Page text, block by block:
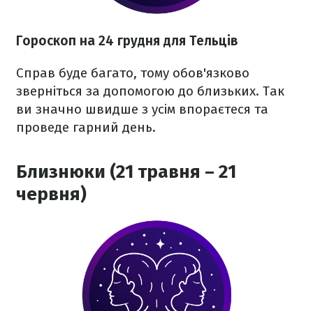
Гороскоп на 24 грудня для Тельців
Справ буде багато, тому обов'язково
зверніться за допомогою до близьких. Так
ви значно швидше з усім впораєтеся та
проведе гарний день.
Близнюки (21 травня – 21
червня)